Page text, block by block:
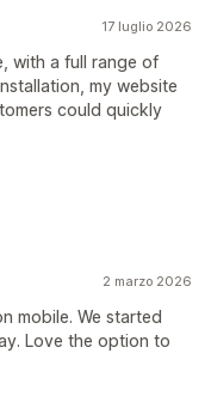
17 luglio 2026
with a full range of
my website
could quickly
2 marzo 2026
mobile. We started
Love the option to